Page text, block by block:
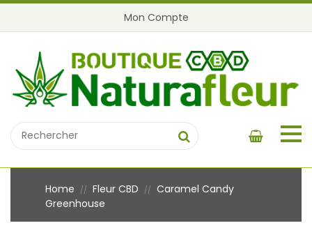
Mon Compte
Home // Fleur CBD // Caramel Candy
Greenhouse